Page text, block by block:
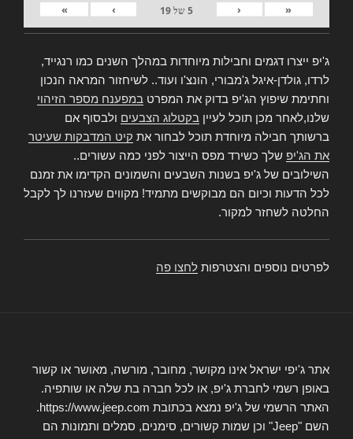
«
‹
5של19
›
»
ג'יפ ייצרו דגמים וחבילות מיוחדות במהלך השנים כמו רנגייד,
לרדו, גולדן-איגל ג'מבורי, הונצ'ו ועוד.. לשיחזור המראה הנכון
וחתימת שיפוץ הג'יפ בדוק את המפרט במפענח מספר הזיהוי
שלנו,לאחר מכן תוכל לעיין בקטלוג הצבעים ולבסוף אם
ברשותך חבילה מיוחדת תוכל לבחור את קיט המדבקות שעיטר
את הג'יפ שלך כשירד מפס הייצור לפני כמה עשורים..
השילובים של ג'יפ בשנות השבעים והשמונים הקדימו את זמנם
לכל הדעות וכיום הם מבוקשים מתמיד! מקווים שעזרנו לך לקבל
החלטה לשחזר למקור.
לפרטים נוספים והצטרפות לחצו פה
אתר ג'יפי ישראל אינו מקושר, מחובר, מורשה, מאושר או קשור
באופן רשמי לחברת ג'יפ, או לכל חברה בת שלה או שותפיה.
האתר הרשמי של ג'יפ נמצא בכתובת https://www.jeep.com.
השם "Jeep" וכן שמות קשורים, סימנים, סמלים ותמונות הם